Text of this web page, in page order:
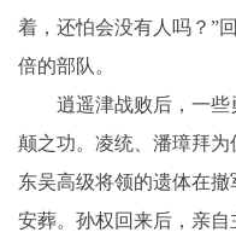
着，还怕会没有人吗？”
倍的部队。
逍遥津战败后，一
颠之功。凌统、潘璋拜
东吴高级将领的遗体在
安葬。孙权回来后，亲